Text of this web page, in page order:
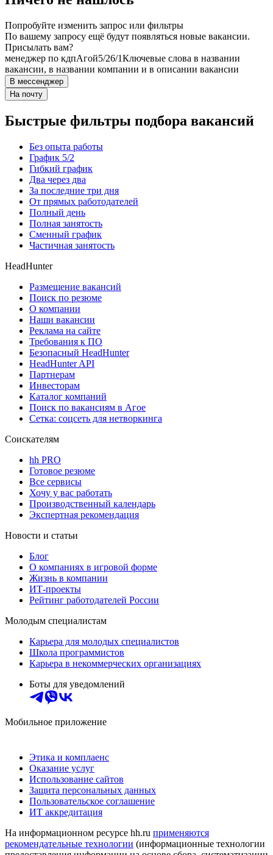
Попробуйте изменить запрос или фильтры
По вашему запросу ещё будут появляться новые вакансии.
Присылать вам?
менеджер по кдпАгой5/26/1Ключевые слова в названии
вакансии, в названии компании и в описании вакансии
В мессенджер
На почту
Быстрые фильтры подбора вакансий
Без опыта работы
График 5/2
Гибкий график
Два через два
За последние три дня
От прямых работодателей
Полный день
Полная занятость
Сменный график
Частичная занятость
HeadHunter
Размещение вакансий
Поиск по резюме
О компании
Наши вакансии
Реклама на сайте
Требования к ПО
Безопасный HeadHunter
HeadHunter API
Партнерам
Инвесторам
Каталог компаний
Поиск по вакансиям в Агое
Сетка: соцсеть для нетворкинга
Соискателям
hh PRO
Готовое резюме
Все сервисы
Хочу у вас работать
Производственный календарь
Экспертная рекомендация
Новости и статьи
Блог
О компаниях в игровой форме
Жизнь в компании
ИТ-проекты
Рейтинг работодателей России
Молодым специалистам
Карьера для молодых специалистов
Школа программистов
Карьера в некоммерческих организациях
Боты для уведомлений
Мобильное приложение
Этика и комплаенс
Оказание услуг
Использование сайтов
Защита персональных данных
Пользовательское соглашение
ИТ аккредитация
На информационном ресурсе hh.ru применяются
рекомендательные технологии (информационные технологии